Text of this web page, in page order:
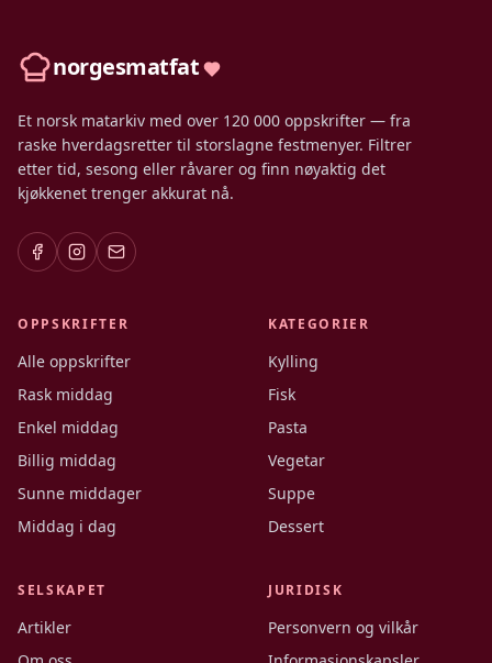
norgesmatfat
Et norsk matarkiv med over 120 000 oppskrifter — fra
raske hverdagsretter til storslagne festmenyer. Filtrer
etter tid, sesong eller råvarer og finn nøyaktig det
kjøkkenet trenger akkurat nå.
OPPSKRIFTER
Alle oppskrifter
Rask middag
Enkel middag
Billig middag
Sunne middager
Middag i dag
KATEGORIER
Kylling
Fisk
Pasta
Vegetar
Suppe
Dessert
SELSKAPET
Artikler
JURIDISK
Personvern og vilkår